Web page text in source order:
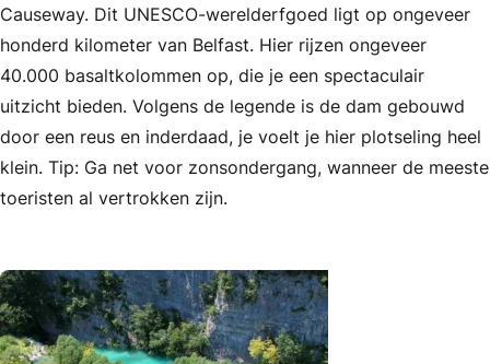
Causeway. Dit UNESCO-werelderfgoed ligt op ongeveer
honderd kilometer van Belfast. Hier rijzen ongeveer
40.000 basaltkolommen op, die je een spectaculair
uitzicht bieden. Volgens de legende is de dam gebouwd
door een reus en inderdaad, je voelt je hier plotseling heel
klein. Tip: Ga net voor zonsondergang, wanneer de meeste
toeristen al vertrokken zijn.